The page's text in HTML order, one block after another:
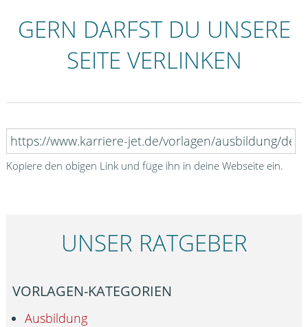
GERN DARFST DU UNSERE
SEITE VERLINKEN
Kopiere den obigen Link und füge ihn in deine Webseite ein.
UNSER RATGEBER
VORLAGEN-KATEGORIEN
Ausbildung